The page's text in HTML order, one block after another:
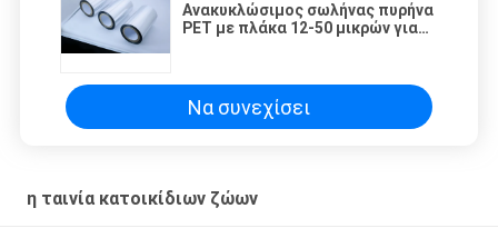
Ανακυκλώσιμος σωλήνας πυρήνα
PET με πλάκα 12-50 μικρών για
Να συνεχίσει
η ταινία κατοικίδιων ζώων